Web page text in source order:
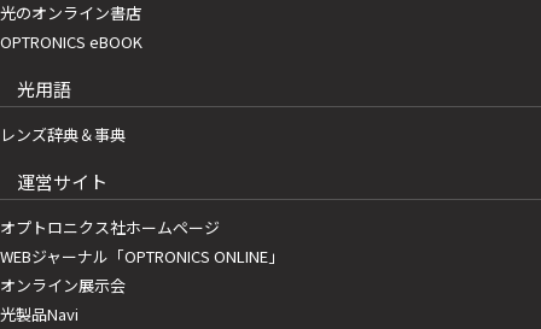
光のオンライン書店
OPTRONICS eBOOK
光用語
レンズ辞典＆事典
運営サイト
オプトロニクス社ホームページ
WEBジャーナル「OPTRONICS ONLINE」
オンライン展示会
光製品Navi